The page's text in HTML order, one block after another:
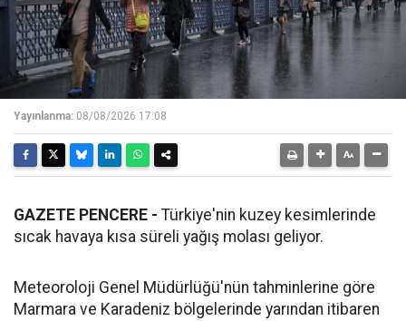
Yayınlanma: 08/08/2026 17:08
GAZETE PENCERE - Türkiye'nin kuzey kesimlerinde
sıcak havaya kısa süreli yağış molası geliyor.
Meteoroloji Genel Müdürlüğü'nün tahminlerine göre
Marmara ve Karadeniz bölgelerinde yarından itibaren